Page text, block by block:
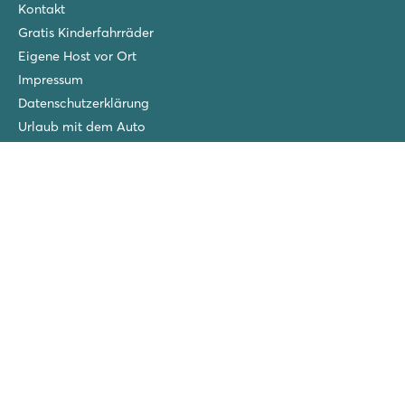
Kontakt
Gratis Kinderfahrräder
Eigene Host vor Ort
Impressum
Datenschutzerklärung
Urlaub mit dem Auto